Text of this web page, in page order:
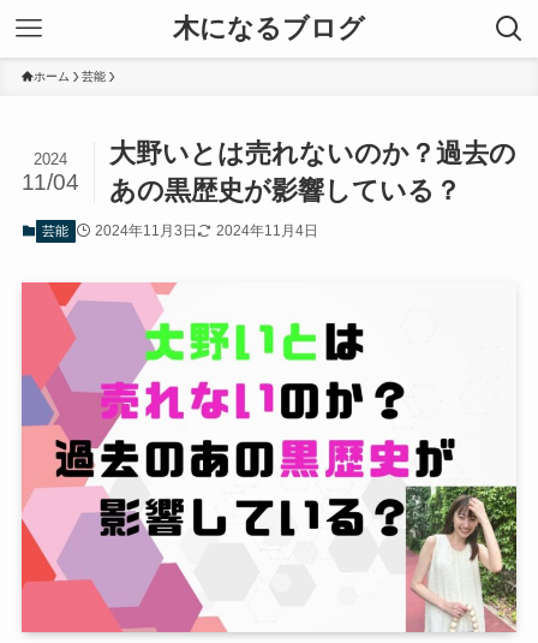
木になるブログ
ホーム 芸能
大野いとは売れないのか？過去の
あの黒歴史が影響している？
2024
11/04
芸能 2024年11月3日 2024年11月4日